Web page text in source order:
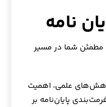
نامه
شما در مسیر
علمی، اهمیت
پایان‌نامه بر